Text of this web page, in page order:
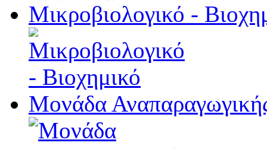
Μικροβιολογικό -
Μονάδα